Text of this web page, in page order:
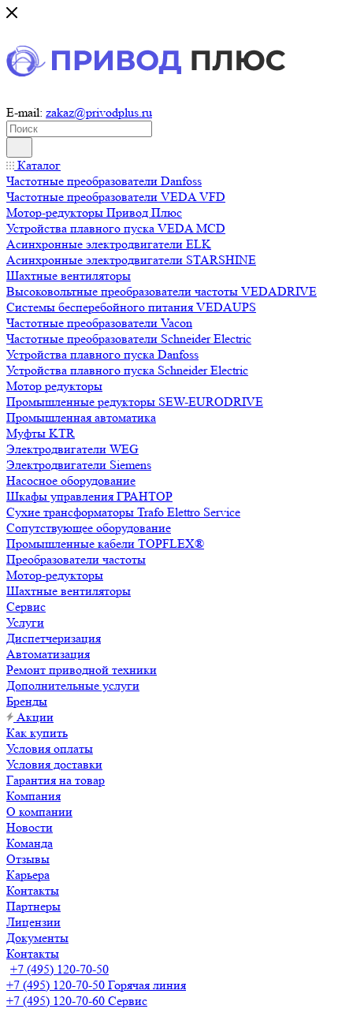
E-mail: zakaz@privodplus.ru
Каталог
Частотные преобразователи Danfoss
Частотные преобразователи VEDA VFD
Мотор-редукторы Привод Плюс
Устройства плавного пуска VEDA MCD
Асинхронные электродвигатели ELK
Асинхронные электродвигатели STARSHINE
Шахтные вентиляторы
Высоковольтные преобразователи частоты VEDADRIVE
Системы бесперебойного питания VEDAUPS
Частотные преобразователи Vacon
Частотные преобразователи Schneider Electric
Устройства плавного пуска Danfoss
Устройства плавного пуска Schneider Electric
Мотор редукторы
Промышленные редукторы SEW-EURODRIVE
Промышленная автоматика
Муфты KTR
Электродвигатели WEG
Электродвигатели Siemens
Насосное оборудование
Шкафы управления ГРАНТОР
Сухие трансформаторы Trafo Elettro Service
Сопутствующее оборудование
Промышленные кабели TOPFLEX®
Преобразователи частоты
Мотор-редукторы
Шахтные вентиляторы
Сервис
Услуги
Диспетчеризация
Автоматизация
Ремонт приводной техники
Дополнительные услуги
Бренды
Акции
Как купить
Условия оплаты
Условия доставки
Гарантия на товар
Компания
О компании
Новости
Команда
Отзывы
Карьера
Контакты
Партнеры
Лицензии
Документы
Контакты
+7 (495) 120-70-50
+7 (495) 120-70-50 Горячая линия
+7 (495) 120-70-60 Сервис